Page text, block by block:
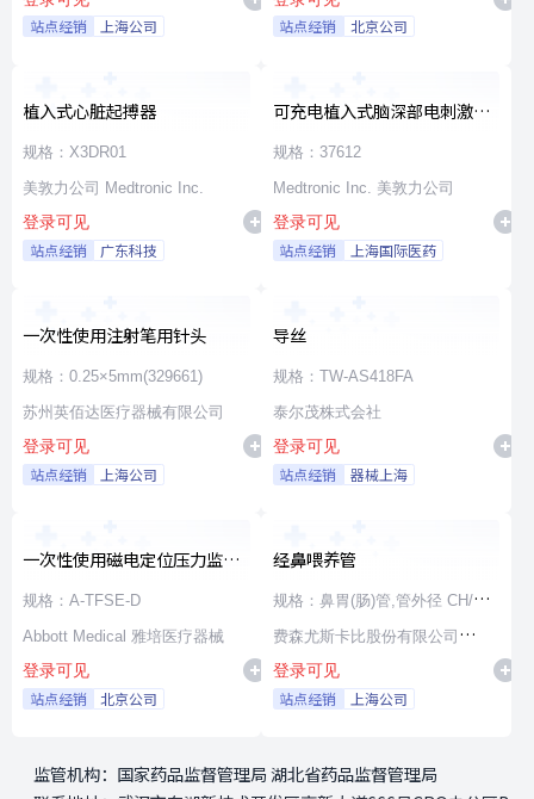
站点经销 上海公司 站点经销 北京公司
植入式心脏起搏器
规格：X3DR01
美敦力公司 Medtronic Inc.
登录可见
站点经销 广东科技
可充电植入式脑深部电刺激脉
冲发生器套件
规格：37612
Medtronic Inc. 美敦力公司
登录可见
站点经销 上海国际医药
一次性使用注射笔用针头
规格：0.25×5mm(329661)
苏州英佰达医疗器械有限公司
登录可见
站点经销 上海公司
导丝
规格：TW-AS418FA
泰尔茂株式会社
登录可见
站点经销 器械上海
一次性使用磁电定位压力监测
射频消融导管
规格：A-TFSE-D
Abbott Medical 雅培医疗器械
登录可见
站点经销 北京公司
经鼻喂养管
规格：鼻胃(肠)管,管外径 CH/FR
15,管内径 3.5mm,长度 100cm,
通用漏斗接头
费森尤斯卡比股份有限公司
Fresenius Kabi AG
登录可见
站点经销 上海公司
监管机构： 国家药品监督管理局 湖北省药品监督管理局